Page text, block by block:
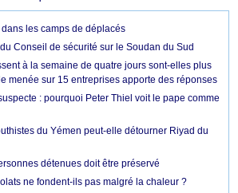
dans les camps de déplacés
Conseil de sécurité sur le Soudan du Sud
à la semaine de quatre jours sont-elles plus
menée sur 15 entreprises apporte des réponses
: pourquoi Peter Thiel voit le pape comme
du Yémen peut-elle détourner Riyad du
détenues doit être préservé
ne fondent-ils pas malgré la chaleur ?